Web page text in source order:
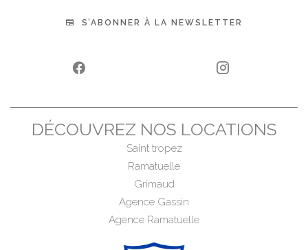
S’ABONNER À LA NEWSLETTER
DÉCOUVREZ NOS LOCATIONS
Saint tropez
Ramatuelle
Grimaud
Agence Gassin
Agence Ramatuelle